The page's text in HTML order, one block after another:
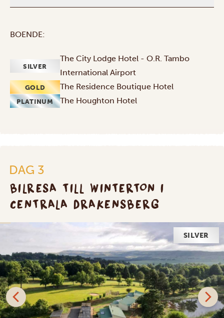
BOENDE:
SILVER
The City Lodge Hotel - O.R. Tambo
International Airport
GOLD The Residence Boutique Hotel
PLATINUM The Houghton Hotel
DAG 3
BILRESA TILL WINTERTON I
CENTRALA DRAKENSBERG
SILVER